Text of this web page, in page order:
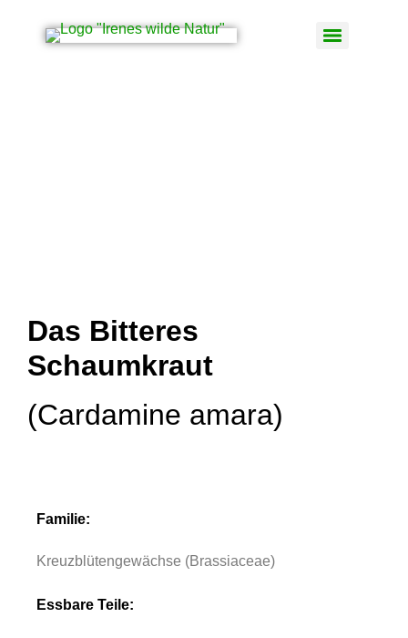
Das Bitteres
Schaumkraut
(Cardamine amara)
Familie:
Kreuzblütengewächse (Brassiaceae)
Essbare Teile: